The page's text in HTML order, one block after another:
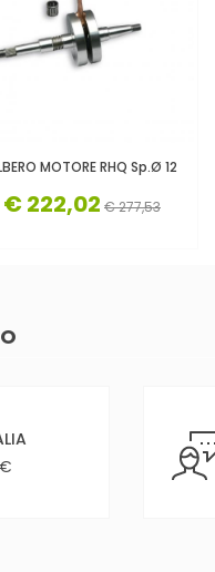
MOTORE RHQ Sp.Ø 12
€ 222,02 € 277,53